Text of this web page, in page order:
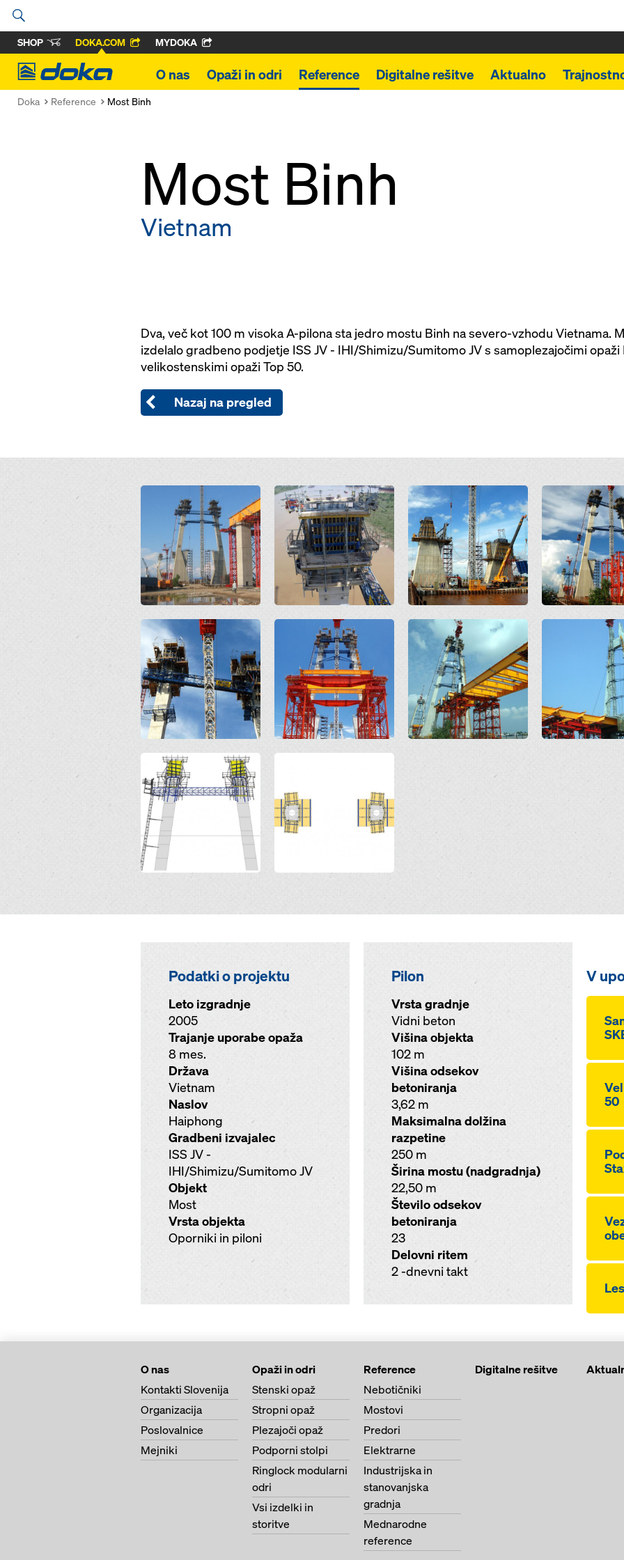
SHOP DOKA.COM MYDOKA
Doka
O nas Opaži in odri Reference Digitalne rešitve Aktualno
Doka Reference Most Binh
Most Binh
Vietnam
Dva, več kot 100 m visoka A-pilona sta jedro mostu Binh na severo-vzhodu Vietnama.
izdelalo gradbeno podjetje ISS JV - IHI/Shimizu/Sumitomo JV s samoplezajočimi opaži
velikostenskimi opaži Top 50.
Nazaj na pregled
Open Open Open Open
Open Open Open Open
Open
Podatki o projektu
Leto izgradnje
2005
Trajanje uporabe opaža
8 mes.
Država
Vietnam
Naslov
Haiphong
Gradbeni izvajalec
ISS JV -
IHI/Shimizu/Sumitomo JV
Objekt
Most
Vrsta objekta
Oporniki in piloni
Pilon
Vrsta gradnje
Vidni beton
Višina objekta
102 m
Višina odsekov
betoniranja
3,62 m
Maksimalna dolžina
razpetine
250 m
Širina mostu (nadgradnja)
22,50 m
Število odsekov
betoniranja
23
Delovni ritem
2 -dnevni takt
V
50
O nas
Kontakti Slovenija
Organizacija
Poslovalnice
Mejniki
Opaži in odri
Stenski opaž
Stropni opaž
Plezajoči opaž
Podporni stolpi
Ringlock modularni
odri
Vsi izdelki in
storitve
Reference
Nebotičniki
Mostovi
Predori
Elektrarne
Industrijska in
stanovanjska
gradnja
Mednarodne
reference
Digitalne rešitve